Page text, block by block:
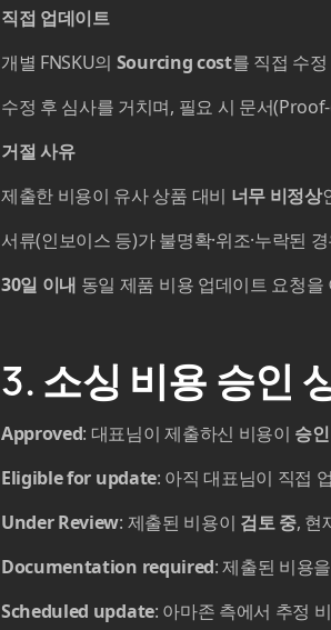
직접 업데이트
개별 FNSKU의 Sourcing cost를 직접 수
수정 후 심사를 거치며, 필요 시 문서
거절 사유
제출한 비용이 유사 상품 대비 너무 비정상
서류(인보이스 등)가 불명확·위조·누락된
30일 이내 동일 제품 비용 업데이트 요청
3. 소싱 비용 승인
Approved: 대표님이 제출하신 비용이 승
Eligible for update: 아직 대표님이 직접
Under Review: 제출된 비용이 검토 중, 현
Documentation required: 제출된 비용
Scheduled update: 아마존 측에서 추정